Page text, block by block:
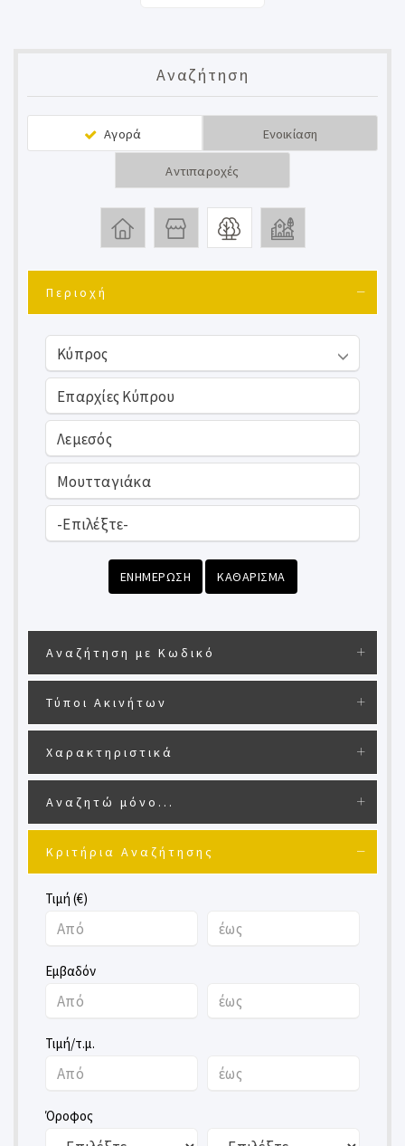
Αναζήτηση
Αγορά Ενοικίαση
Αντιπαροχές
Περιοχή
ΕΝΗΜΕΡΩΣΗ ΚΑΘΑΡΙΣΜΑ
Αναζήτηση με Κωδικό
Τύποι Ακινήτων
Χαρακτηριστικά
Αναζητώ μόνο...
Κριτήρια Αναζήτησης
Τιμή (€)
Εμβαδόν
Τιμή/τ.μ.
Όροφος